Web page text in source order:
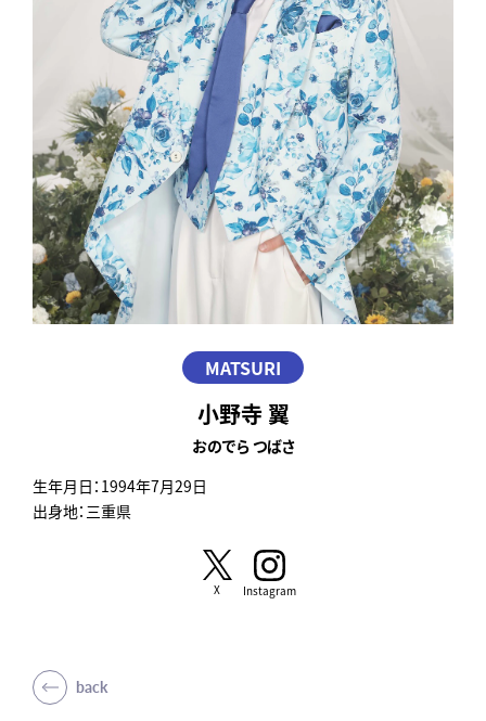
MATSURI
小野寺 翼
おのでら つばさ
生年月日：1994年7月29日
出身地：三重県
X Instagram
back